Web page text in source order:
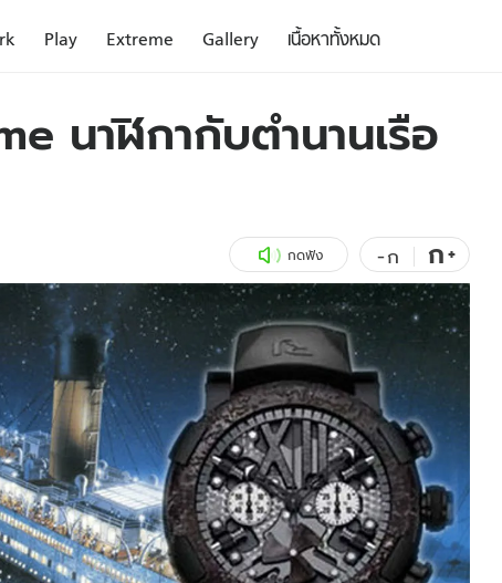
- ตรวจหวย
ไทย
ไลฟ์สไตล์
วัยรุ่น
สุขภาพ
เที่ยว-กิน
Tasteful Thailand
Sanook Choice
ดูทีวี
WeTV
นิยาย
กโซเชียลได้ที่
Play Extreme Gallery เนื้อหาทั้งหมด
นาฬิกากับตำนานเรือ
กดฟัง -ก ก+